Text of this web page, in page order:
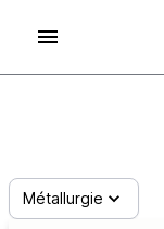
Métallurgie